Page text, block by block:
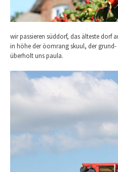
wir passieren süddorf, das älteste dorf
in höhe der öomrang skuul, der
überholt uns paula.